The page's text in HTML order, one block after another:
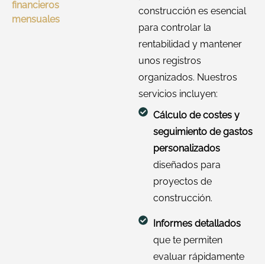
financieros
mensuales
construcción es esencial
para controlar la
rentabilidad y mantener
unos registros
organizados. Nuestros
servicios incluyen:
Cálculo de costes y
seguimiento de gastos
personalizados
diseñados para
proyectos de
construcción.
Informes detallados
que te permiten
evaluar rápidamente